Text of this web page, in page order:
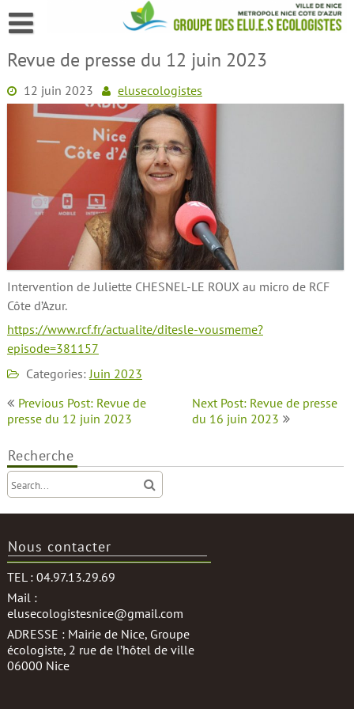
to
content
Revue de presse du 12 juin 2023
12 juin 2023 elusecologistes
Intervention de Juliette CHESNEL-LE ROUX au micro de RCF
Côte d’Azur.
https://www.rcf.fr/actualite/ditesle-vousmeme?
episode=381157
Categories: Juin 2023
Navigation
de
Previous Post: Revue de
presse du 12 juin 2023
Next Post: Revue de presse
du 16 juin 2023
Recherche
Nous contacter
TEL : 04.97.13.29.69
Mail :
elusecologistesnice@gmail.com
ADRESSE : Mairie de Nice, Groupe
écologiste, 2 rue de l’hôtel de ville
06000 Nice